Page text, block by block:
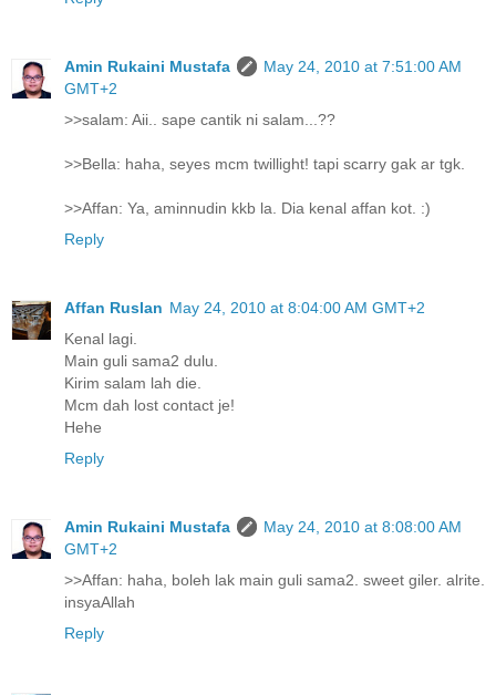
Amin Rukaini Mustafa
May 24, 2010 at 7:51:00 AM
GMT+2
>>salam: Aii.. sape cantik ni salam...??
>>Bella: haha, seyes mcm twillight! tapi scarry gak ar tgk.
>>Affan: Ya, aminnudin kkb la. Dia kenal affan kot. :)
Reply
Affan Ruslan May 24, 2010 at 8:04:00 AM GMT+2
Kenal lagi.
Main guli sama2 dulu.
Kirim salam lah die.
Mcm dah lost contact je!
Hehe
Reply
Amin Rukaini Mustafa
May 24, 2010 at 8:08:00 AM
GMT+2
>>Affan: haha, boleh lak main guli sama2. sweet giler. alrite.
insyaAllah
Reply